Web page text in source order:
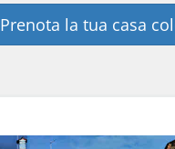
Prenota la tua casa